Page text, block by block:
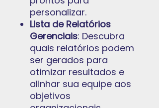
personalizar.
Lista de Relatórios
Gerenciais: Descubra
quais relatórios podem
ser gerados para
otimizar resultados e
alinhar sua equipe aos
objetivos